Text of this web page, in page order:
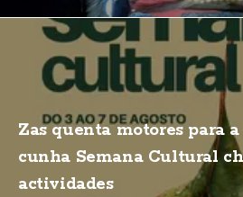
Zas quenta motores para
cunha Semana Cultural
actividades